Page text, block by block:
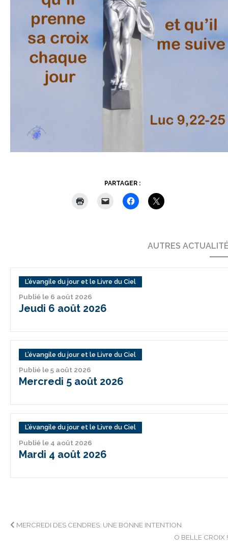
PARTAGER :
AUTRES
L’évangile du jour et le Livre du Ciel
Publié le 6 août 2026
Jeudi 6 août 2026
L’évangile du jour et le Livre du Ciel
Publié le 5 août 2026
Mercredi 5 août 2026
L’évangile du jour et le Livre du Ciel
Publié le 4 août 2026
Mardi 4 août 2026
Navigation
MERCREDI DES CENDRES: UNE BONNE INTENTION
O BELLE CROIX